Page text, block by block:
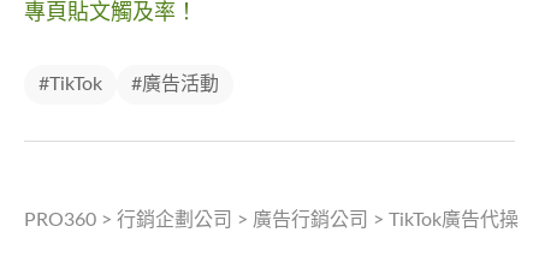
專頁貼文觸及率！
#TikTok #廣告活動
PRO360 > 行銷企劃公司 > 廣告行銷公司 > TikTok廣告代操